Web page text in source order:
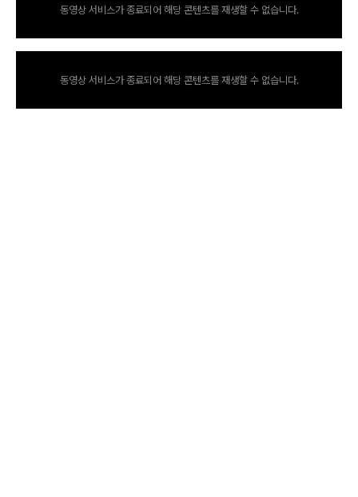
동영상 서비스가 종료되어 해당 콘텐츠를 재생할 수 없습니다.
동영상 서비스가 종료되어 해당 콘텐츠를 재생할 수 없습니다.